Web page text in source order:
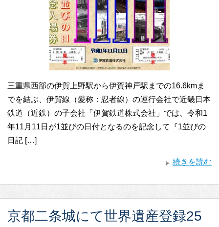
三重県西部の伊賀上野駅から伊賀神戸駅までの16.6kmま
でを結ぶ、伊賀線（愛称：忍者線）の運行会社で近畿日本
鉄道（近鉄）の子会社「伊賀鉄道株式会社」では、令和1
年11月11日が1並びの日付となるのを記念して『1並びの
日記 […]
続きを読む
京都二条城にて世界遺産登録25